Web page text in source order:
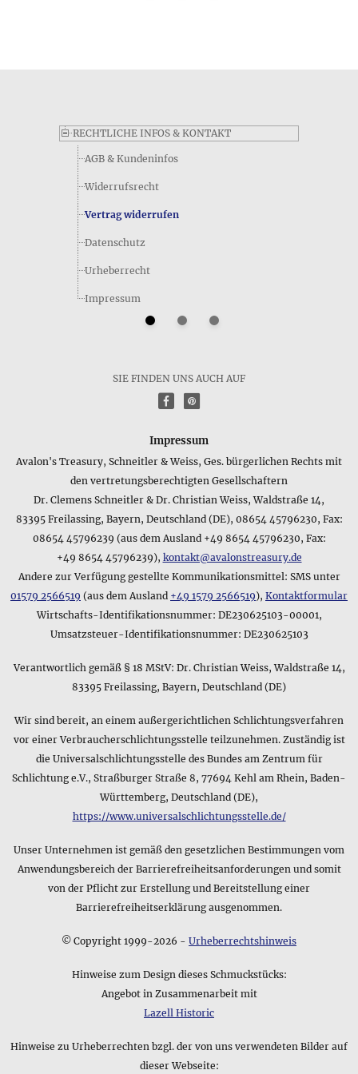
Wie lautet die Kurzangabe zum Lieferumfang für das
Produkt Kreise aus schwarzem Glas • Collier?
Neben den ausführlichen Informationen zum Lieferumfang,
die Sie am Anfang dieser Produktseite finden, können wir
Ihnen auch den Kurzeintrag aus dem Datenblatt zum Artikel
weitere Fragen haben, so können Sie uns jederzeit per E-Mail
kontaktieren, unsere Adresse ist u.a. im Impressum
Können Sie mir Details zum Lieferumfang des Produkts
Kreise aus schwarzem Glas • Collier mitteilen?
Neben den anderen Merkmalen des Produkts Kreise aus
schwarzem Glas • Collier spielt natürlich oft auch der
Lieferumfang eine wichtige Rolle - dieser lautet
folgendermaßen: im 12,0 x 9,0 cm großen attraktiven
Schmuckbeutel
Wie lautet die Kurzfassung des Materials für das Produkt
Kreise aus schwarzem Glas • Collier?
Neben den genauen Angaben zum Produkt Kreise aus
schwarzem Glas • Collier, die Sie oben auf dieser Seite finden,
gibt es auch eine knappe Angabe zum Material vom
Falls Sie noch weitere Fragen zum Produktmaterial haben,
können Sie uns natürlich jederzeit per E-Mail kontaktieren -
Welche Kurzinformation zum Gewicht des Produkts Kreise
aus schwarzem Glas • Collier gibt der Hersteller an?
In der Kurzfassung des Datenblatts zum Produkt Kreise aus
schwarzem Glas • Collier finden Sie nur eine Gewichtsangabe,
die sich entweder auf das Produkt oder das Gesamtgewicht
inkl. Verpackung beziehen kann und folgendermaßen lautet:
bitte oben auf dieser Seite die weiteren Details zum Produkt
an.
RECHTLICHE INFOS & KONTAKT
AGB & Kundeninfos
Widerrufsrecht
Vertrag widerrufen
Datenschutz
Urheberrecht
Impressum
SIE FINDEN UNS AUCH AUF
f P
Impressum
Avalon's Treasury, Schneitler & Weiss, Ges. bürgerlichen Rechts mit
den vertretungsberechtigten Gesellschaftern
Dr. Clemens Schneitler & Dr. Christian Weiss, Waldstraße 14,
83395 Freilassing, Bayern, Deutschland (DE), 08654 45796230, Fax:
08654 45796239 (aus dem Ausland +49 8654 45796230, Fax:
+49 8654 45796239), kontakt@avalonstreasury.de
Andere zur Verfügung gestellte Kommunikationsmittel: SMS unter
01579 2566519 (aus dem Ausland +49 1579 2566519), Kontaktformular
Wirtschafts-Identifikationsnummer: DE230625103-00001,
Umsatzsteuer-Identifikationsnummer: DE230625103
Verantwortlich gemäß § 18 MStV: Dr. Christian Weiss, Waldstraße 14,
83395 Freilassing, Bayern, Deutschland (DE)
Wir sind bereit, an einem außergerichtlichen Schlichtungsverfahren
vor einer Verbraucherschlichtungsstelle teilzunehmen. Zuständig ist
die Universalschlichtungsstelle des Bundes am Zentrum für
Schlichtung e.V., Straßburger Straße 8, 77694 Kehl am Rhein, Baden-
Württemberg, Deutschland (DE),
https://www.universalschlichtungsstelle.de/
Unser Unternehmen ist gemäß den gesetzlichen Bestimmungen vom
Anwendungsbereich der Barrierefreiheitsanforderungen und somit
von der Pflicht zur Erstellung und Bereitstellung einer
Barrierefreiheitserklärung ausgenommen.
© Copyright 1999-2026 - Urheberrechtshinweis
Hinweise zum Design dieses Schmuckstücks:
Angebot in Zusammenarbeit mit
Lazell Historic
Hinweise zu Urheberrechten bzgl. der von uns verwendeten Bilder auf
dieser Webseite: